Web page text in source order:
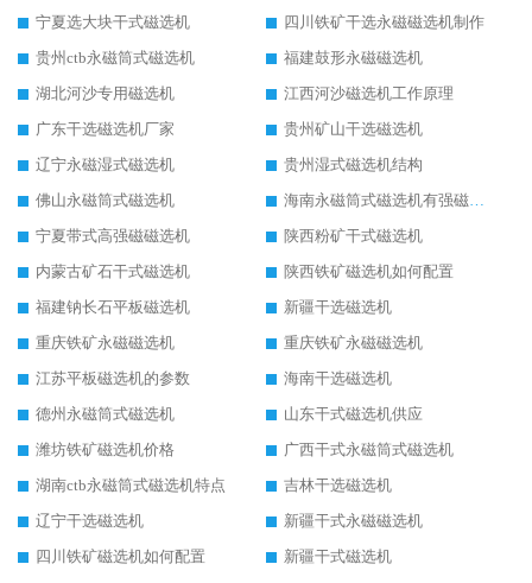
宁夏选大块干式磁选机
四川铁矿干选永磁磁选机制作
贵州ctb永磁筒式磁选机
福建鼓形永磁磁选机
湖北河沙专用磁选机
江西河沙磁选机工作原理
广东干选磁选机厂家
贵州矿山干选磁选机
辽宁永磁湿式磁选机
贵州湿式磁选机结构
佛山永磁筒式磁选机
海南永磁筒式磁选机有强磁的吗
宁夏带式高强磁磁选机
陕西粉矿干式磁选机
内蒙古矿石干式磁选机
陕西铁矿磁选机如何配置
福建钠长石平板磁选机
新疆干选磁选机
重庆铁矿永磁磁选机
重庆铁矿永磁磁选机
江苏平板磁选机的参数
海南干选磁选机
德州永磁筒式磁选机
山东干式磁选机供应
潍坊铁矿磁选机价格
广西干式永磁筒式磁选机
湖南ctb永磁筒式磁选机特点
吉林干选磁选机
辽宁干选磁选机
新疆干式永磁磁选机
四川铁矿磁选机如何配置
新疆干式磁选机